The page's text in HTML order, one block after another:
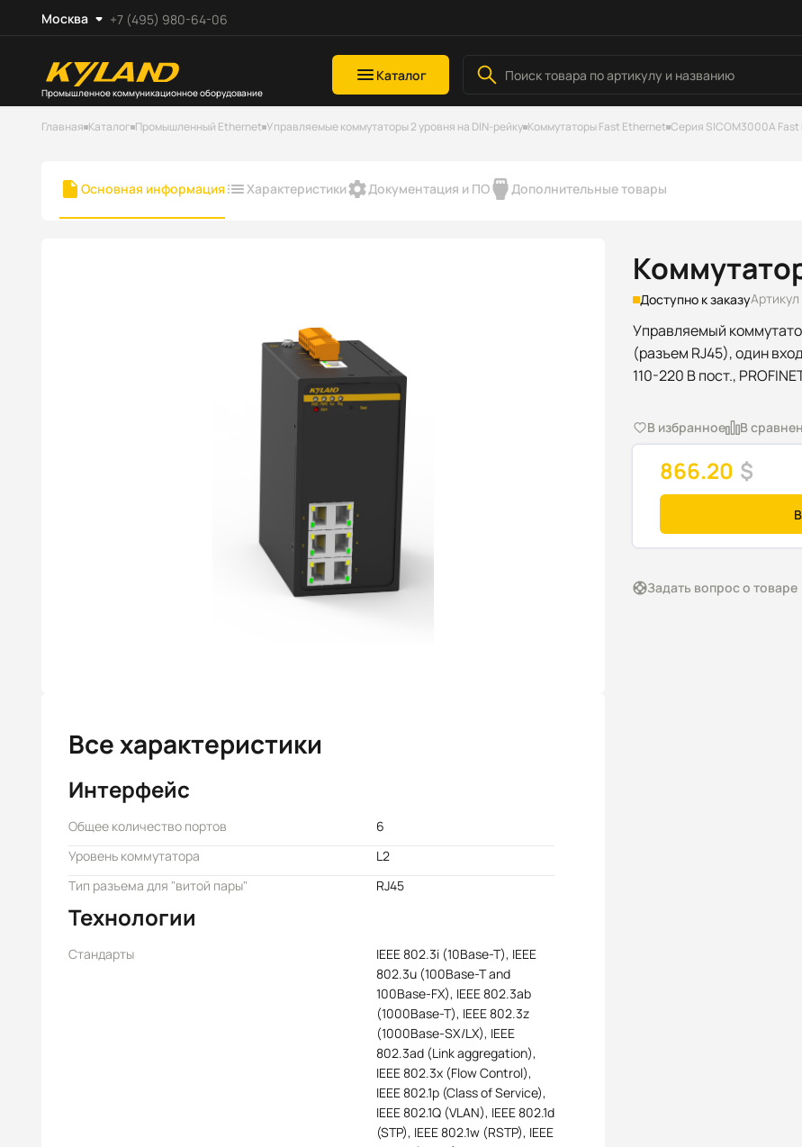
Москва +7 (495) 980-64-06
Промышленное коммуникационное оборудование
Каталог
Главная Каталог Промышленный Ethernet Управляемые коммутаторы 2 уровня на DIN-рейку Коммутаторы Fast Ethernet Серия SICOM3000A
Основная информация Характеристики Документация и ПО Дополнительные товары
Доступно к заказуАртикул
Управляемый
(разъем RJ45), один
110-220 В пост.,
В избранное В
866.20 $
Задать вопрос о товаре
Все характеристики
Интерфейс
Общее количество портов
6
Уровень коммутатора
L2
Тип разъема для "витой пары"
RJ45
Технологии
Стандарты
IEEE 802.3i (10Base-T), IEEE
802.3u (100Base-T and
100Base-FX), IEEE 802.3ab
(1000Base-T), IEEE 802.3z
(1000Base-SX/LX), IEEE
802.3ad (Link aggregation),
IEEE 802.3x (Flow Control),
IEEE 802.1p (Class of Service),
IEEE 802.1Q (VLAN), IEEE 802.1d
(STP), IEEE 802.1w (RSTP), IEEE